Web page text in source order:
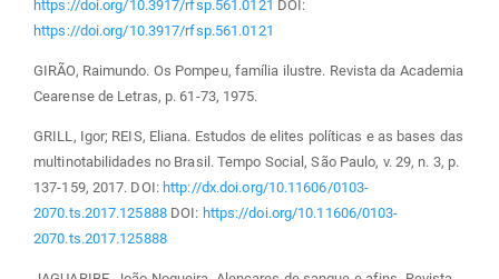
https://doi.org/10.3917/rfsp.561.0121 DOI:
https://doi.org/10.3917/rfsp.561.0121
GIRÃO, Raimundo. Os Pompeu, família ilustre. Revista da Academia
Cearense de Letras, p. 61-73, 1975.
GRILL, Igor; REIS, Eliana. Estudos de elites políticas e as bases das
multinotabilidades no Brasil. Tempo Social, São Paulo, v. 29, n. 3, p.
137-159, 2017. DOI: http://dx.doi.org/10.11606/0103-
2070.ts.2017.125888DOI: https://doi.org/10.11606/0103-
2070.ts.2017.125888